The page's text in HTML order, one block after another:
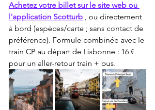
Achetez votre billet sur le site web ou
l'application Scotturb , ou directement
à bord (espèces/carte ; sans contact de
préférence). Formule combinée avec le
train CP au départ de Lisbonne : 16 €
pour un aller-retour train + bus.